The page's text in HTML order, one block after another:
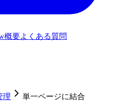
概要よくある質問
理 単一ページに結合